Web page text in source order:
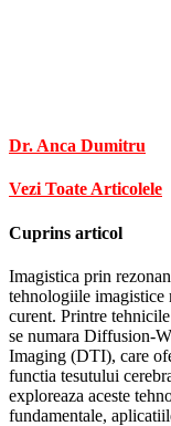
Dr. Anca Dumitru
Vezi Toate Articolele
Cuprins articol
Imagistica prin
tehnologiile imagistice
curent. Printre
se numara Diffusion-
Imaging (DTI), care
functia tesutului
exploreaza aceste
fundamentale,